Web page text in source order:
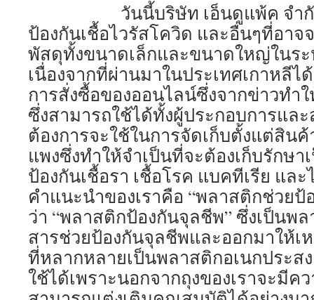
วันนี้บริษัท เอ็นดูแพ้ค จำกัด
ป้องกันเชื้อไวรัสโควิด และอื่นๆที่อา
พัสดุทั้งขนาดเล็กและขนาดใหญ่ในระ
เนื่องจากที่ผ่านมาในประเทศเกาหลี
การสั่งซื้อของออนไลน์ซึ่งจากข่าวทำ
ซึ่งสามารถใช้ได้ทั้งผู้ประกอบการแล
ต้องการจะใช้ในการจัดเก็บตั้งแต่สิน
แพงซึ่งทำให้จำเป็นที่จะต้องเก็บรักษา
ป้องกันเชื้อรา เชื้อโรค แบคที
คำแนะนำของเราคือ “พลาสติกช่วยป้
ว่า “พลาสติกป้องกันจุลชีพ” ซึ่งเป็นพ
สารช่วยป้องกันจุลชีพและออกมาให้เ
ที่หลากหลายเป็นพลาสติกอเนกประส
ใช้ได้เพราะนอกจากถุงของเราจะมีค